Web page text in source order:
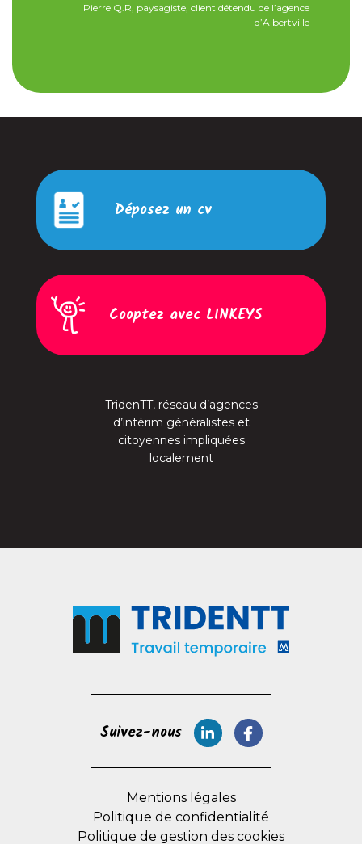
Pierre Q.R, paysagiste, client détendu de l’agence
d’Albertville
Suivez-nous
Mentions légales
Politique de confidentialité
Politique de gestion des cookies
Déposez un cv
Cooptez avec LINKEYS
TridenTT, réseau d’agences
d’intérim généralistes et
citoyennes impliquées
localement